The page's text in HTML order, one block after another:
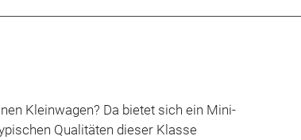
Kleinwagen? Da bietet sich ein Mini-
Qualitäten dieser Klasse